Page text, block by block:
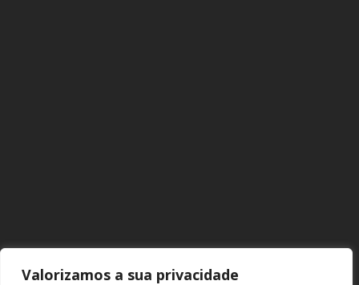
Valorizamos a sua privacidade